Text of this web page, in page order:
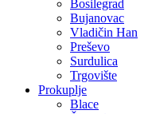
Bosilegrad
Bujanovac
Vladičin Han
Preševo
Surdulica
Trgovište
Prokuplje
Blace